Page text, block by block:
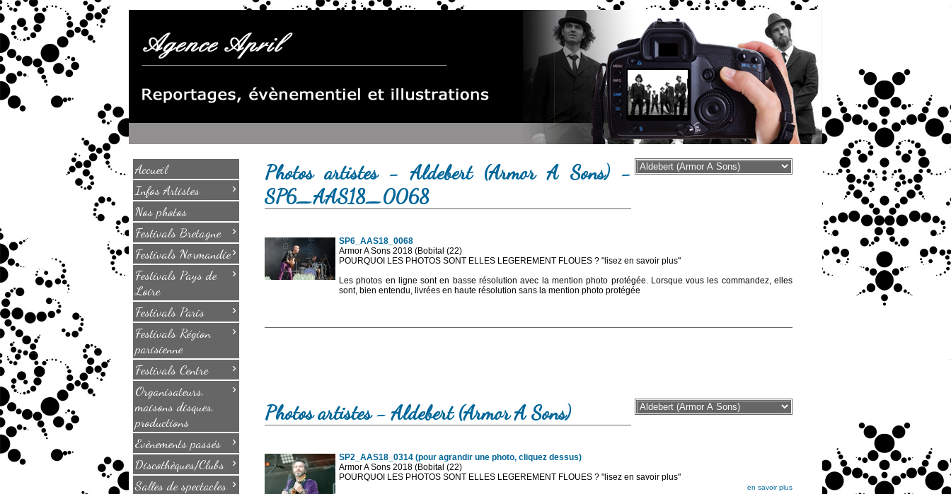
Accueil
Infos Artistes
›
Nos photos
Festivals Bretagne
›
Festivals Normandie›
Festivals Pays de
Loire
›
Festivals Paris ›
Festivals Région
parisienne
›
Festivals Centre ›
Organisateurs,
maisons disques,
productions
›
Evènements passés ›
Discothèques/Clubs ›
Salles de spectacles ›
Photos artistes - Aldebert (Armor A Sons) -
SP6_AAS18_0068
SP6_AAS18_0068
Armor A Sons 2018 (Bobital (22)
POURQUOI LES PHOTOS SONT ELLES LEGEREMENT FLOUES ? "lisez en savoir plus"
Les photos en ligne sont en basse résolution avec la mention photo protégée. Lorsque vous les commandez, elles
sont, bien entendu, livrées en haute résolution sans la mention photo protégée
Photos artistes - Aldebert (Armor A Sons)
SP2_AAS18_0314 (pour agrandir une photo, cliquez dessus)
Armor A Sons 2018 (Bobital (22)
POURQUOI LES PHOTOS SONT ELLES LEGEREMENT FLOUES ? "lisez en savoir plus"
en savoir plus